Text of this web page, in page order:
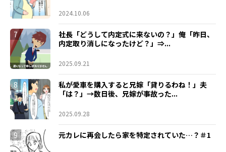
2024.10.06
7
社長「どうして内定式に来ないの？」俺「昨日、
内定取り消しになったけど？」⇒...
2025.09.21
8
私が愛車を購入すると兄嫁「貸りるわね！」夫
「は？」→数日後、兄嫁が事故った...
2025.09.28
9 元カレに再会したら家を特定されていた…？＃1